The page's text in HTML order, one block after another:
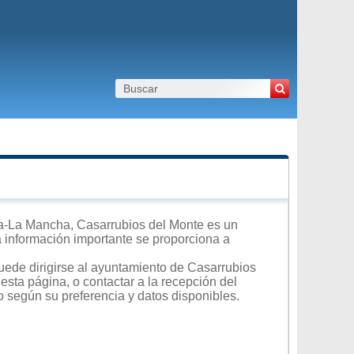
Mancha, Casarrubios del Monte es un
importante se proporciona a
dirigirse al ayuntamiento de Casarrubios
página, o contactar a la recepción del
su preferencia y datos disponibles.